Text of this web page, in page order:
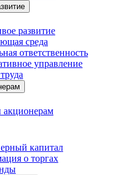
развитие
среда
ответственность
управление
акционерам
капитал
о торгах